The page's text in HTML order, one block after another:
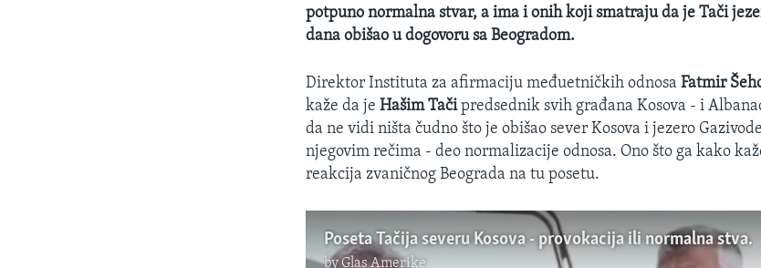
potpuno normalna stvar, a ima i onih koji smatraju da je Tači
dana obišao u dogovoru sa Beogradom.
Direktor Instituta za afirmaciju međuetničkih odnosaFatmir
kaže da jeHašim Tačipredsednik svih građana Kosova - i
da ne vidi ništa čudno što je obišao sever Kosova i jezero
njegovim rečima - deo normalizacije odnosa. Ono što ga kako
reakcija zvaničnog Beograda na tu posetu.
Poseta Tačija severu Kosova - provokacija ili normalna stvar?
by Glas Amerike